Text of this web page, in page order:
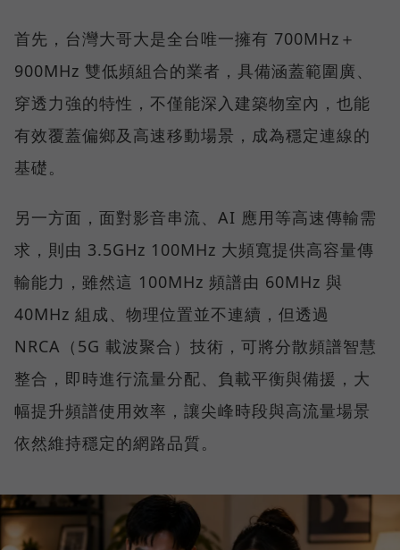
首先，台灣大哥大是全台唯一擁有 700MHz＋
900MHz 雙低頻組合的業者，具備涵蓋範圍廣、
穿透力強的特性，不僅能深入建築物室內，也能
有效覆蓋偏鄉及高速移動場景，成為穩定連線的
基礎。
另一方面，面對影音串流、AI 應用等高速傳輸需
求，則由 3.5GHz 100MHz 大頻寬提供高容量傳
輸能力，雖然這 100MHz 頻譜由 60MHz 與
40MHz 組成、物理位置並不連續，但透過
NRCA（5G 載波聚合）技術，可將分散頻譜智慧
整合，即時進行流量分配、負載平衡與備援，大
幅提升頻譜使用效率，讓尖峰時段與高流量場景
依然維持穩定的網路品質。